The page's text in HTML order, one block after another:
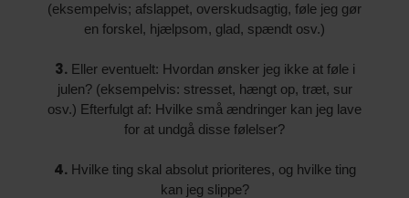
(eksempelvis; afslappet, overskudsagtig, føle jeg gør
en forskel, hjælpsom, glad, spændt osv.)
3.Eller eventuelt: Hvordan ønsker jeg ikke at føle i
julen? (eksempelvis: stresset, hængt op, træt, sur
osv.) Efterfulgt af: Hvilke små ændringer kan jeg lave
for at undgå disse følelser?
4.Hvilke ting skal absolut prioriteres, og hvilke ting
kan jeg slippe?